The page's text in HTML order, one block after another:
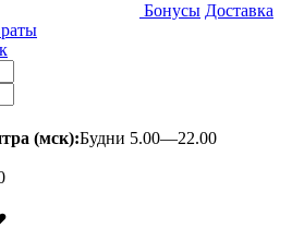
Бонусы Доставка
(мск):Будни 5.00—22.00